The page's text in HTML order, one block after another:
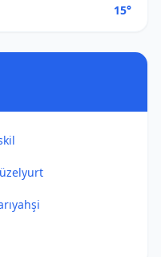
15°